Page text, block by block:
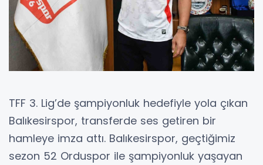
TFF 3. Lig’de şampiyonluk hedefiyle yola çıkan
Balıkesirspor, transferde ses getiren bir
hamleye imza attı. Balıkesirspor, geçtiğimiz
sezon 52 Orduspor ile şampiyonluk yaşayan